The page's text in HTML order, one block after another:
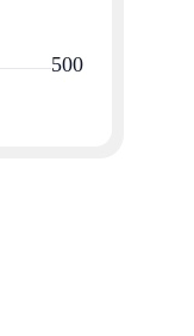
500